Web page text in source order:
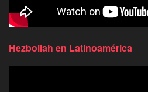
Hezbollah en Latinoamérica